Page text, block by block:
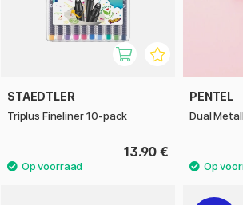
STAEDTLER
Triplus Fineliner 10-pack
13.90 €
PENTEL
Dual